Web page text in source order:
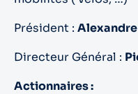
Président : Alexandre
Directeur Général :
Actionnaires :